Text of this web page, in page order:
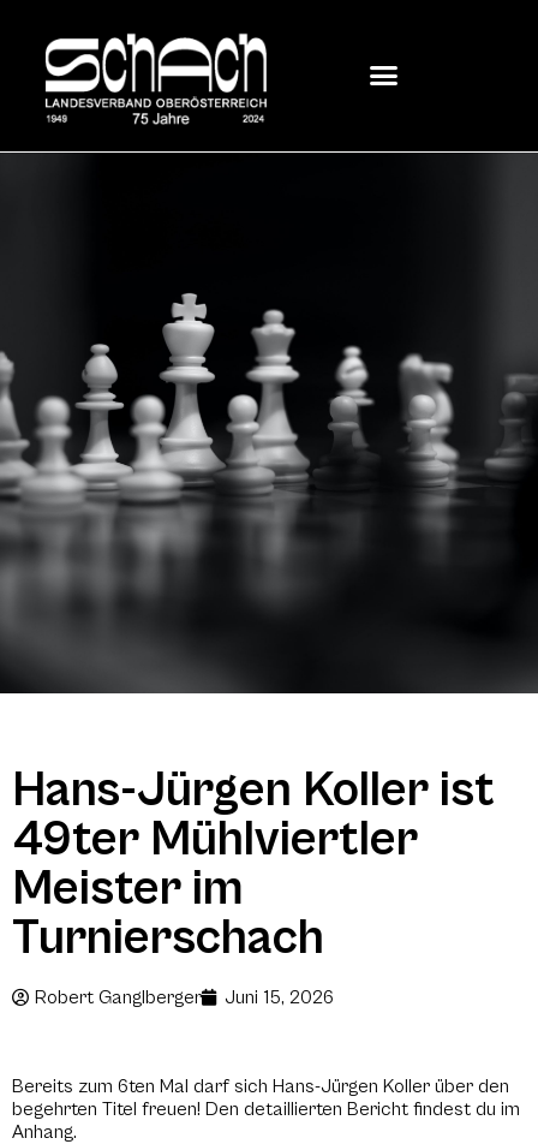
Hans-Jürgen Koller ist
49ter Mühlviertler
Meister im
Turnierschach
Robert Ganglberger Juni 15, 2026
Bereits zum 6ten Mal darf sich Hans-Jürgen Koller über den
begehrten Titel freuen! Den detaillierten Bericht findest du im
Anhang.